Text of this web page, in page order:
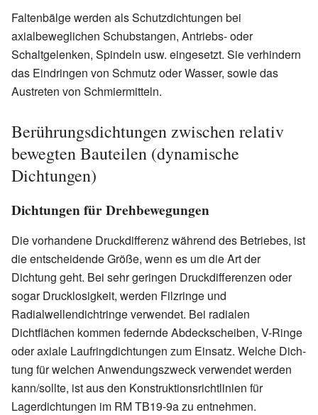
Faltenbälge werden als Schutzdichtungen bei
axialbeweglichen Schubstangen, Antriebs- oder
Schaltgelenken, Spindeln usw. eingesetzt. Sie verhindern
das Eindringen von Schmutz oder Wasser, sowie das
Austreten von Schmiermitteln.
Berührungsdichtungen zwischen relativ
bewegten Bauteilen (dynamische
Dichtungen)
Dichtungen für Drehbewegungen
Die vorhandene Druckdifferenz während des Betriebes, ist
die entscheidende Größe, wenn es um die Art der
Dichtung geht. Bei sehr geringen Druckdifferenzen oder
sogar Drucklosigkeit, werden Filzringe und
Radialwellendichtringe verwendet. Bei radialen
Dichtflächen kommen federnde Abdeckscheiben, V-Ringe
oder axiale Laufringdichtungen zum Einsatz. Welche Dich-
tung für welchen Anwendungszweck verwendet werden
kann/sollte, ist aus den Konstruktionsrichtlinien für
Lagerdichtungen im RM TB19-9a zu entnehmen.